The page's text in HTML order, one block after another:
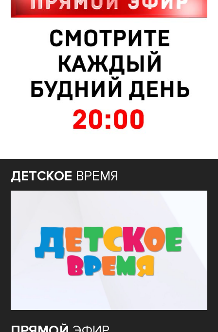
ДЕТСКОЕ ВРЕМЯ